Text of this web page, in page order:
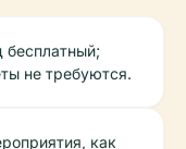
бесплатный;
не требуются.
как